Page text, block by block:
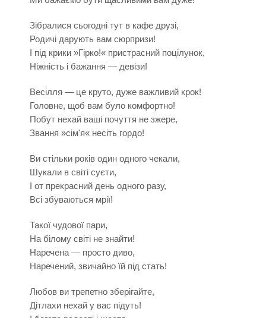
Зібралися сьогодні тут в кафе друзі,
Родичі дарують вам сюрпризи!
І під крики »Гірко!« пристрасний поцілунок,
Ніжність і бажання — девізи!
Весілля — це круто, дуже важливий крок!
Головне, щоб вам було комфортно!
Побут нехай ваші почуття не зжере,
Звання »сім'я« несіть гордо!
Ви стільки років один одного чекали,
Шукали в світі суєти,
І от прекрасний день одного разу,
Всі збуваються мрії!
Такої чудової пари,
На білому світі не знайти!
Наречена — просто диво,
Наречений, звичайно їй під стать!
Любов ви трепетно зберігайте,
Дітлахи нехай у вас підуть!